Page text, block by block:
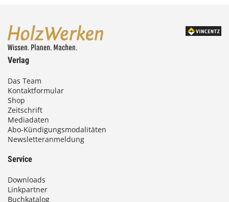
Verlag
Das Team
Kontaktformular
Shop
Zeitschrift
Mediadaten
Abo-Kündigungsmodalitäten
Newsletteranmeldung
Service
Downloads
Linkpartner
Buchkatalog